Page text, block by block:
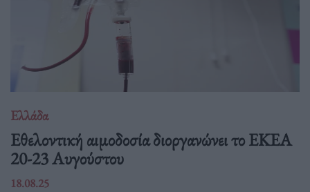
Ελλάδα
Eθελοντική αιμοδοσία διοργανώνει το ΕΚΕΑ
20-23 Αυγούστου
18.08.25